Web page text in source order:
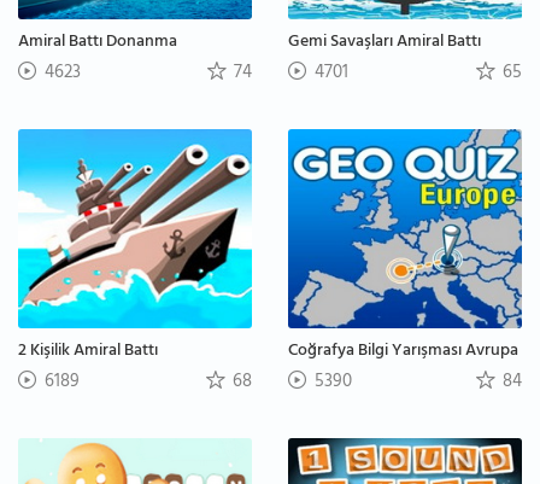
Amiral Battı Donanma
4623 74
Gemi Savaşları Amiral Battı
4701 65
2 Kişilik Amiral Battı
6189 68
Coğrafya Bilgi Yarışması Avrupa
5390 84